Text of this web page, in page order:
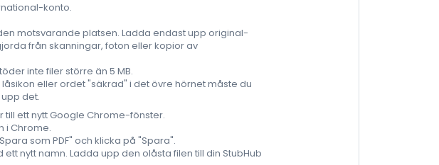
konto.
motsvarande platsen. Ladda endast upp original-
från skanningar, foton eller kopior av
inte filer större än 5 MB.
låsikon eller ordet "säkrad" i det övre hörnet måste du
det.
till ett nytt Google Chrome-fönster.
i Chrome.
som PDF" och klicka på "Spara".
nytt namn. Ladda upp den olåsta filen till din StubHub